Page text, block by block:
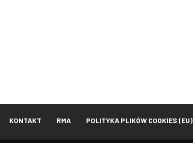
KONTAKT RMA POLITYKA PLIKÓW COOKIES (EU)